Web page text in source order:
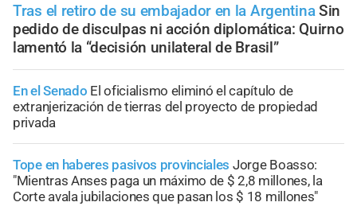
Tras el retiro de su embajador en la Argentina Sin
pedido de disculpas ni acción diplomática: Quirno
lamentó la “decisión unilateral de Brasil”
En el Senado El oficialismo eliminó el capítulo de
extranjerización de tierras del proyecto de propiedad
privada
Tope en haberes pasivos provinciales Jorge Boasso:
"Mientras Anses paga un máximo de $ 2,8 millones, la
Corte avala jubilaciones que pasan los $ 18 millones"